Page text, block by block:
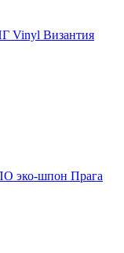
Vinyl Византия
эко-шпон Прага